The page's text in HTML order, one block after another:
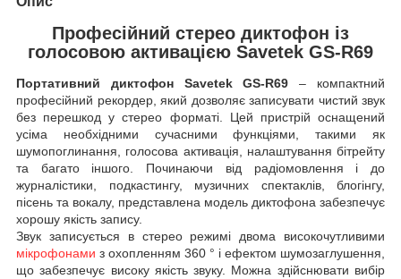
Професійний стерео диктофон із
голосовою активацією Savetek GS-R69
Портативний диктофон Savetek GS-R69 – компактний
професійний рекордер, який дозволяє записувати чистий звук
без перешкод у стерео форматі. Цей пристрій оснащений
усіма необхідними сучасними функціями, такими як
шумопоглинання, голосова активація, налаштування бітрейту
та багато іншого. Починаючи від радіомовлення і до
журналістики, подкастингу, музичних спектаклів, блогінгу,
пісень та вокалу, представлена модель диктофона забезпечує
хорошу якість запису.
Звук записується в стерео режимі двома високочутливими
мікрофонами з охопленням 360 ° і ефектом шумозаглушення,
що забезпечує високу якість звуку. Можна здійснювати вибір